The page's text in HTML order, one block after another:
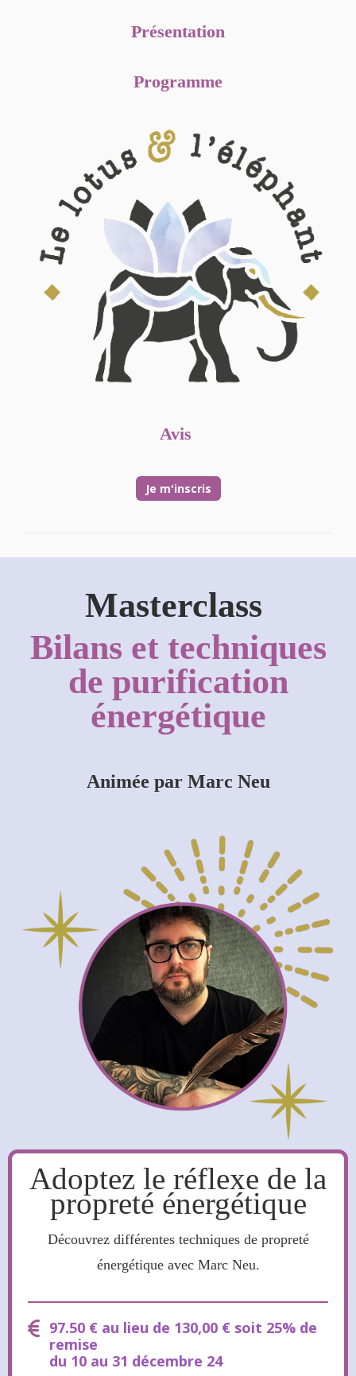
Présentation
Programme
Avis
Je m'inscris
Masterclass
Bilans et techniques
de purification
énergétique
Animée par Marc Neu
Adoptez le réflexe de la
propreté énergétique
Découvrez différentes techniques de propreté
énergétique avec Marc Neu.
97.50 € au lieu de 130,00 € soit 25% de
remise
du 10 au 31 décembre 24